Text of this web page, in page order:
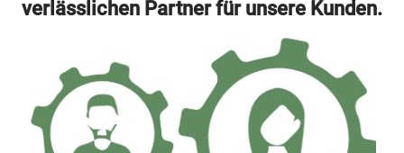
verlässlichen Partner für unsere Kunden.